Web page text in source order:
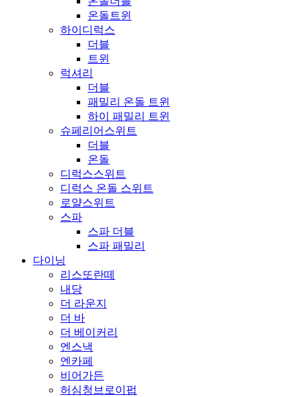
온돌트윈
하이디럭스
더블
트윈
럭셔리
더블
패밀리 온돌 트윈
하이 패밀리 트윈
슈페리어스위트
더블
온돌
디럭스스위트
디럭스 온돌 스위트
로얄스위트
스파
스파 더블
스파 패밀리
다이닝
리스또란떼
내당
더 라운지
더 바
더 베이커리
엔스낵
엔카페
비어가든
허심청브로이펍